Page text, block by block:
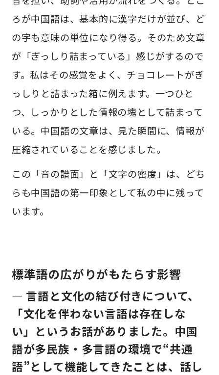
ろが中国語は、基本的に漢字だけが並び、ど
の字も意味の単位になり得る。そのため文章
が「ぎっしり詰まっている」感じがするので
す。私はその感覚をよく、チョコレートがぎ
っしりと詰まった箱に例えます。一つひと
つ、しっかりとした情報の塊として詰まって
いる。中国語の文章は、見た瞬間に、情報が
圧縮されていることを感じました。
この「音の譜面」と「文字の密度」は、どち
らも中国語の第一印象として私の中に残って
います。
標準語の広がりがもたらす影響
— 言語と文化の結び付きについて、
「文化を伴わない言語は存在しな
い」というお話がありました。中国
語が多民族・多言語の環境で“共通
語”として機能してきたことは、話し